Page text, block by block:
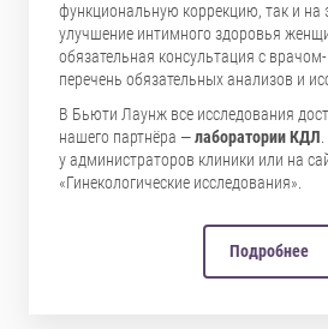
функциональную коррекцию, так и на
улучшение интимного здоровья
обязательная консультация с
перечень обязательных анализов и
В Бьюти Лаунж все исследования
нашего партнёра —лаборатории КДЛ
у администраторов клиники или на
«Гинекологические исследования».
Подробнее